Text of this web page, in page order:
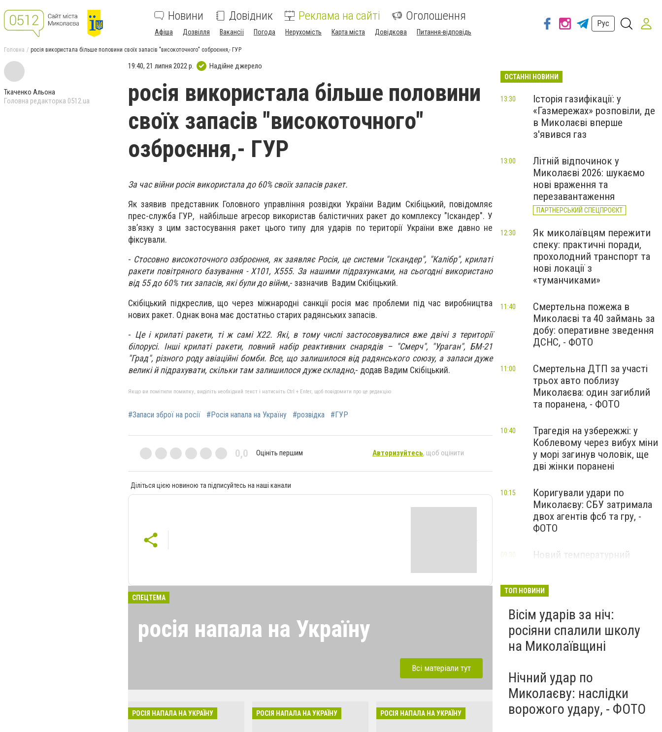
Новини Довідник Реклама на сайті Оголошення
Афіша Дозвілля Вакансії Погода Нерухомість Карта міста Довідкова Питання-відповідь
Рус
Головна росія використала більше половини своїх запасів "високоточного" озброєння,- ГУР
Ткаченко Альона
Головна редакторка 0512.ua
19:40, 21 липня 2022 р. Надійне джерело
росія використала більше половини
своїх запасів "високоточного"
озброєння,- ГУР
За час війни росія використала до 60% своїх запасів ракет.
Як заявив представник Головного управління розвідки України Вадим Скібіцький, повідомляє
прес-служба ГУР, найбільше агресор використав балістичних ракет до комплексу "Іскандер". У
зв’язку з цим застосування ракет цього типу для ударів по території України вже давно не
фіксували.
- Стосовно високоточного озброєння, як заявляє Росія, це системи "Іскандер", "Калібр", крилаті
ракети повітряного базування - Х101, Х555. За нашими підрахунками, на сьогодні використано
від 55 до 60% тих запасів, які були до війни,- зазначив Вадим Скібіцький.
Скібіцький підкреслив, що через міжнародні санкції росія має проблеми під час виробництва
нових ракет. Однак вона має достатньо старих радянських запасів.
- Це і крилаті ракети, ті ж самі Х22. Які, в тому числі застосовувалися вже двічі з території
білорусі. Інші крилаті ракети, повний набір реактивних снарядів – "Смерч", "Ураган", БМ-21
"Град", різного роду авіаційні бомби. Все, що залишилося від радянського союзу, а запаси дуже
великі й підрахувати, скільки там залишилося дуже складно,- додав Вадим Скібіцький.
Якщо ви помітили помилку, виділіть необхідний текст і натисніть Ctrl + Enter, щоб повідомити про це редакцію
#Запаси зброї на росії #Росія напала на Україну #розвідка #ГУР
0,0 Оцініть першим Авторизуйтесь, щоб оцінити
Діліться цією новиною та підписуйтесь на наші канали
СПЕЦТЕМА
росія напала на Україну
розкрадати будинки в селах. Ми боремось
за нашу свободу!!
Всі матеріали тут
РОСІЯ НАПАЛА НА УКРАЇНУ РОСІЯ НАПАЛА НА УКРАЇНУ РОСІЯ НАПАЛА НА УКРАЇНУ
ОСТАННІ НОВИНИ
Історія газифікації: у
«Газмережах» розповіли, де
в Миколаєві вперше
з'явився газ
13:30
Літній відпочинок у
Миколаєві 2026: шукаємо
нові враження та
перезавантаження
ПАРТНЕРСЬКИЙ СПЕЦПРОЄКТ
13:00
Як миколаївцям пережити
спеку: практичні поради,
прохолодний транспорт та
нові локації з
«туманчиками»
12:30
Смертельна пожежа в
Миколаєві та 40 займань за
добу: оперативне зведення
ДСНС, - ФОТО
11:40
Смертельна ДТП за участі
трьох авто поблизу
Миколаєва: один загиблий
та поранена, - ФОТО
11:00
Трагедія на узбережжі: у
Коблевому через вибух міни
у морі загинув чоловік, ще
дві жінки поранені
10:40
Коригували удари по
Миколаєву: СБУ затримала
двох агентів фсб та гру, -
ФОТО
10:15
Новий температурний
09:30
ТОП НОВИНИ
Вісім ударів за ніч:
росіяни спалили школу
на Миколаївщині
Нічний удар по
Миколаєву: наслідки
ворожого удару, - ФОТО